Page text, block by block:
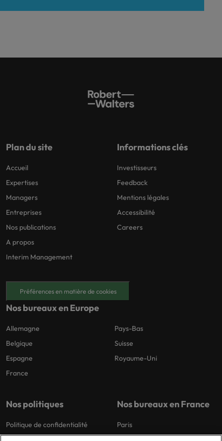
Plan du site
Accueil
Expertises
Managers
Entreprises
Nos publications
A propos
Interim Management
Informations clés
Investisseurs
Feedback
Mentions légales
Accessibilité
Careers
Préférences en matière de cookies
Nos bureaux en Europe
Allemagne
Belgique
Espagne
France
Pays-Bas
Suisse
Royaume-Uni
Nos politiques
Politique de confidentialité
Nos bureaux en France
Paris